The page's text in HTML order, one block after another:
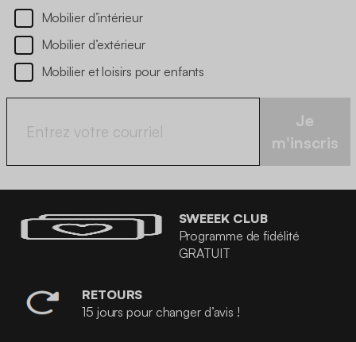
Mobilier d’intérieur
Mobilier d’extérieur
Mobilier et loisirs pour enfants
Je
m'inscris
SWEEEK CLUB
Programme de fidélité
GRATUIT
RETOURS
15 jours pour changer d’avis !